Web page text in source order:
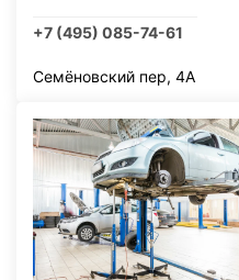
+7 (495) 085-74-61
Семёновский пер, 4А